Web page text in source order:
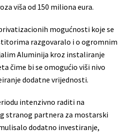
viša od 150 miliona eura.
mogućnosti koje se
razgovaralo i o ogromnim
Aluminija kroz instaliranje
čime bi se omogućio viši nivo
dodatne vrijednosti.
intenzivno raditi na
stranog partnera za mostarski
dodatno investiranje,